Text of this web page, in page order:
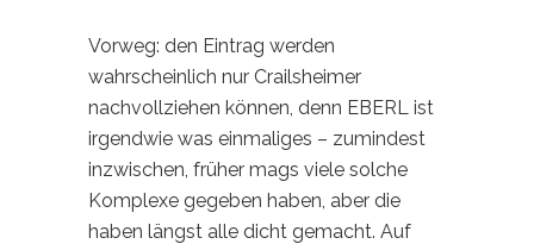
Vorweg: den Eintrag werden
wahrscheinlich nur Crailsheimer
nachvollziehen können, denn EBERL ist
irgendwie was einmaliges – zumindest
inzwischen, früher mags viele solche
Komplexe gegeben haben, aber die
haben längst alle dicht gemacht. Auf